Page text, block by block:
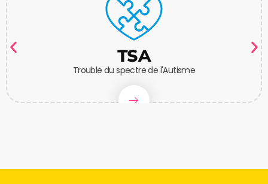
TSA
Trouble du spectre de l'Autisme